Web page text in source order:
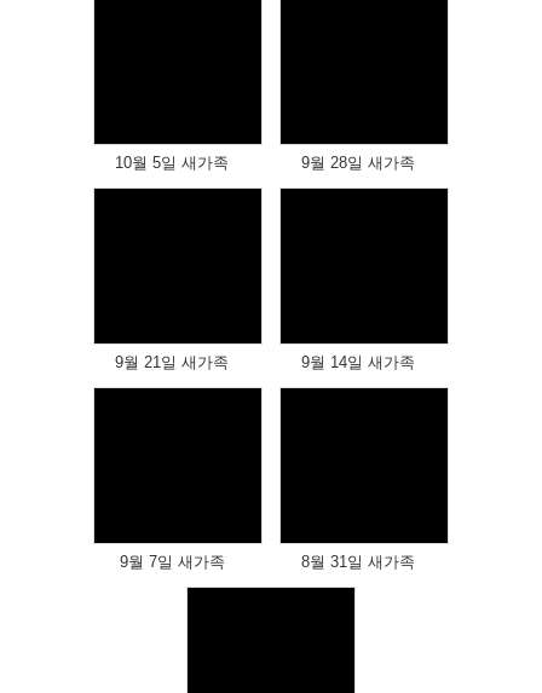
10월 5일 새가족 9월 28일 새가족
9월 21일 새가족 9월 14일 새가족
9월 7일 새가족 8월 31일 새가족